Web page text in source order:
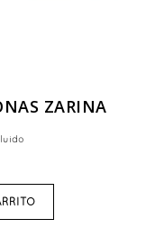
ZARINA